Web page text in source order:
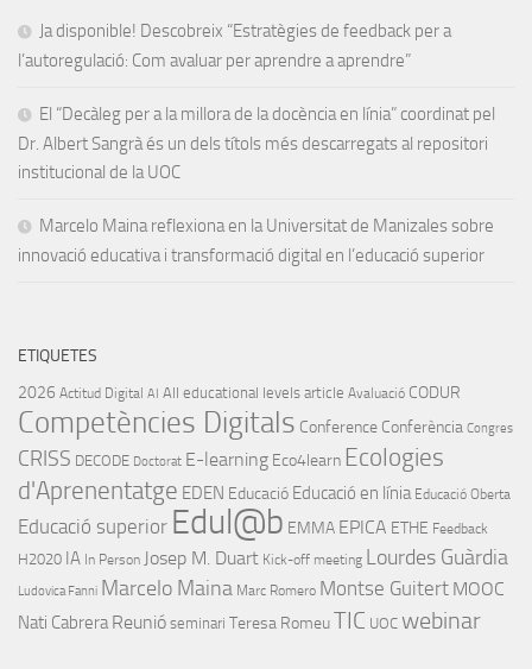
Ja disponible! Descobreix “Estratègies de feedback per a
l’autoregulació: Com avaluar per aprendre a aprendre”
El “Decàleg per a la millora de la docència en línia” coordinat pel
Dr. Albert Sangrà és un dels títols més descarregats al repositori
institucional de la UOC
Marcelo Maina reflexiona en la Universitat de Manizales sobre
innovació educativa i transformació digital en l’educació superior
ETIQUETES
2026 Actitud Digital AI All educational levels article Avaluació CODUR
Competències Digitals Conference Conferència Congres
CRISS DECODE Doctorat E-learning Eco4learn Ecologies
d'Aprenentatge EDEN Educació Educació en línia Educació Oberta
Educació superior Edul@b EMMA EPICA ETHE Feedback
H2020 IA In Person Josep M. Duart Kick-off meeting Lourdes Guàrdia
Ludovica Fanni Marcelo Maina Marc Romero Montse Guitert MOOC
Nati Cabrera Reunió seminari Teresa RomeuTIC UOC webinar